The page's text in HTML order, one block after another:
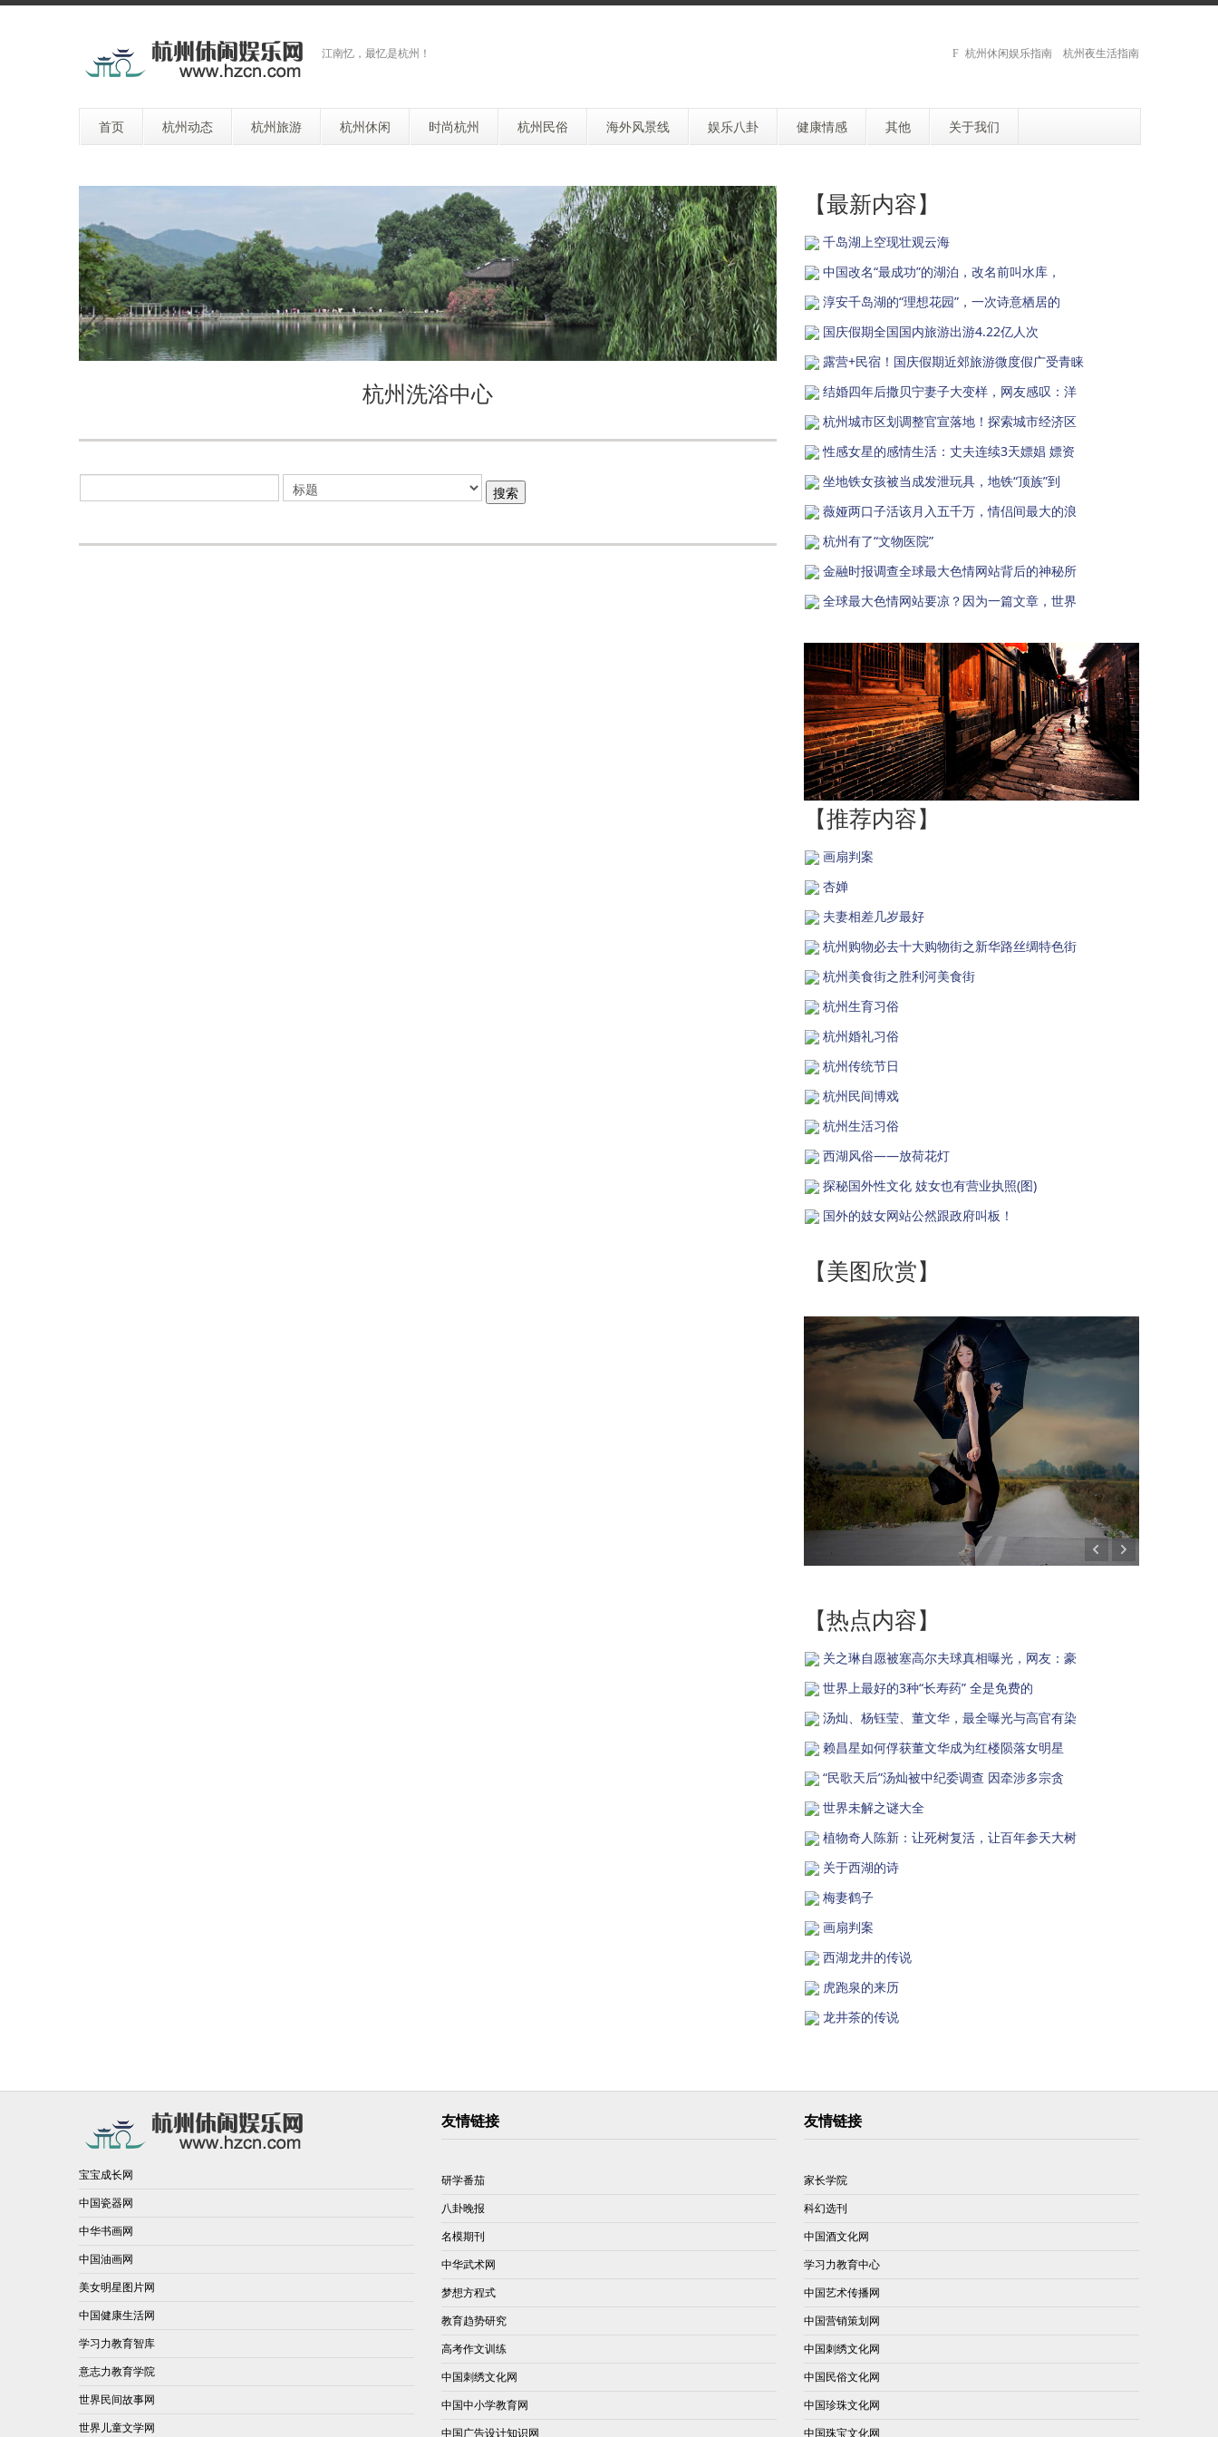
江南忆，最忆是杭州！ 杭州休闲娱乐指南 杭州夜生活指南
首页 杭州动态 杭州旅游 杭州休闲 时尚杭州 杭州民俗 海外风景线 娱乐八卦 健康情感 其他 关于我们
杭州洗浴中心
【最新内容】
千岛湖上空现壮观云海
中国改名“最成功”的湖泊，改名前叫水库，
淳安千岛湖的“理想花园”，一次诗意栖居的
国庆假期全国国内旅游出游4.22亿人次
露营+民宿！国庆假期近郊旅游微度假广受青睐
结婚四年后撒贝宁妻子大变样，网友感叹：洋
杭州城市区划调整官宣落地！探索城市经济区
性感女星的感情生活：丈夫连续3天嫖娼 嫖资
坐地铁女孩被当成发泄玩具，地铁“顶族”到
薇娅两口子活该月入五千万，情侣间最大的浪
杭州有了“文物医院”
金融时报调查全球最大色情网站背后的神秘所
全球最大色情网站要凉？因为一篇文章，世界
【推荐内容】
画扇判案
杏婵
夫妻相差几岁最好
杭州购物必去十大购物街之新华路丝绸特色街
杭州美食街之胜利河美食街
杭州生育习俗
杭州婚礼习俗
杭州传统节日
杭州民间博戏
杭州生活习俗
西湖风俗——放荷花灯
探秘国外性文化 妓女也有营业执照(图)
国外的妓女网站公然跟政府叫板！
【美图欣赏】
【热点内容】
关之琳自愿被塞高尔夫球真相曝光，网友：豪
世界上最好的3种“长寿药” 全是免费的
汤灿、杨钰莹、董文华，最全曝光与高官有染
赖昌星如何俘获董文华成为红楼陨落女明星
“民歌天后”汤灿被中纪委调查 因牵涉多宗贪
世界未解之谜大全
植物奇人陈新：让死树复活，让百年参天大树
关于西湖的诗
梅妻鹤子
画扇判案
西湖龙井的传说
虎跑泉的来历
龙井茶的传说
宝宝成长网
中国瓷器网
中华书画网
中国油画网
美女明星图片网
中国健康生活网
学习力教育智库
意志力教育学院
世界民间故事网
世界儿童文学网
友情链接
研学番茄
八卦晚报
名模期刊
中华武术网
梦想方程式
教育趋势研究
高考作文训练
中国刺绣文化网
中国中小学教育网
中国广告设计知识网
友情链接
家长学院
科幻选刊
中国酒文化网
学习力教育中心
中国艺术传播网
中国营销策划网
中国刺绣文化网
中国民俗文化网
中国珍珠文化网
中国珠宝文化网